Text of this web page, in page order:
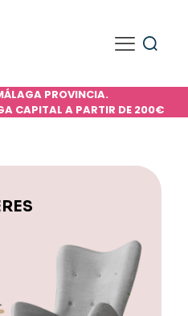
PROVINCIA.
CAPITAL A PARTIR DE 200€